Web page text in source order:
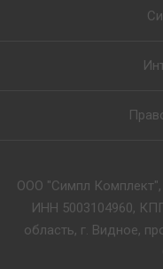
ООО "Симпл Комплект",
ИНН 5003104960,
область, г. Видное,